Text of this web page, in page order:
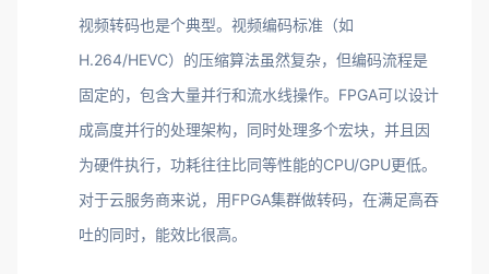
视频转码也是个典型。视频编码标准（如
H.264/HEVC）的压缩算法虽然复杂，但编码流程是
固定的，包含大量并行和流水线操作。FPGA可以设计
成高度并行的处理架构，同时处理多个宏块，并且因
为硬件执行，功耗往往比同等性能的CPU/GPU更低。
对于云服务商来说，用FPGA集群做转码，在满足高吞
吐的同时，能效比很高。